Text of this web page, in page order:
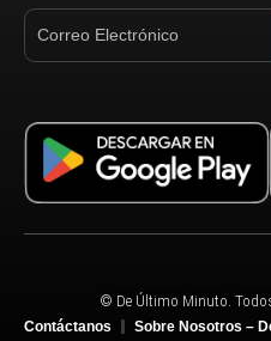
© De Último Minuto.
Contáctanos
Sobre Nosotros –